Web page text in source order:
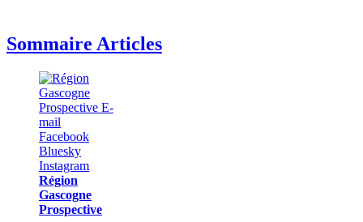
Sommaire Articles
Région
Gascogne
Prospective